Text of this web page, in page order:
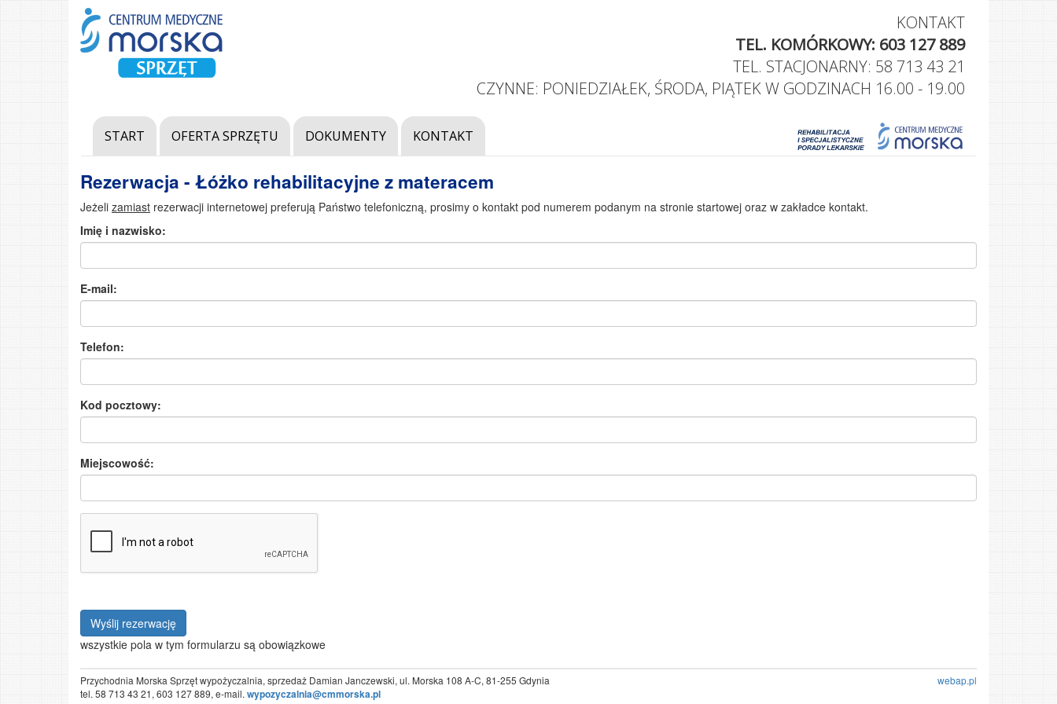
KONTAKT
TEL. KOMÓRKOWY: 603 127 889
TEL. STACJONARNY: 58 713 43 21
CZYNNE: PONIEDZIAŁEK, ŚRODA, PIĄTEK W GODZINACH 16.00 - 19.00
START OFERTA SPRZĘTU DOKUMENTY KONTAKT
Rezerwacja - Łóżko rehabilitacyjne z materacem
Jeżeli zamiast rezerwacji internetowej preferują Państwo telefoniczną, prosimy o kontakt pod numerem podanym na stronie startowej oraz w zakładce kontakt.
Imię i nazwisko:
E-mail:
Telefon:
Kod pocztowy:
Miejscowość:
wszystkie pola w tym formularzu są obowiązkowe
Przychodnia Morska Sprzęt wypożyczalnia, sprzedaż Damian Janczewski, ul. Morska 108 A-C, 81-255 Gdynia
tel. 58 713 43 21, 603 127 889, e-mail. wypozyczalnia@cmmorska.pl
webap.pl